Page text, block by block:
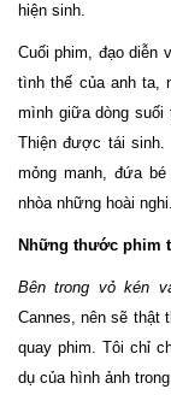
hiện sinh.
Cuối phim, đạo diễn
tình thế của anh ta,
mình giữa dòng suối
Thiện được tái sinh.
mỏng manh, đứa
nhòa những hoài nghi.
Những thước phim
Bên trong vỏ kén
Cannes, nên sẽ thật
quay phim. Tôi chỉ
dụ của hình ảnh